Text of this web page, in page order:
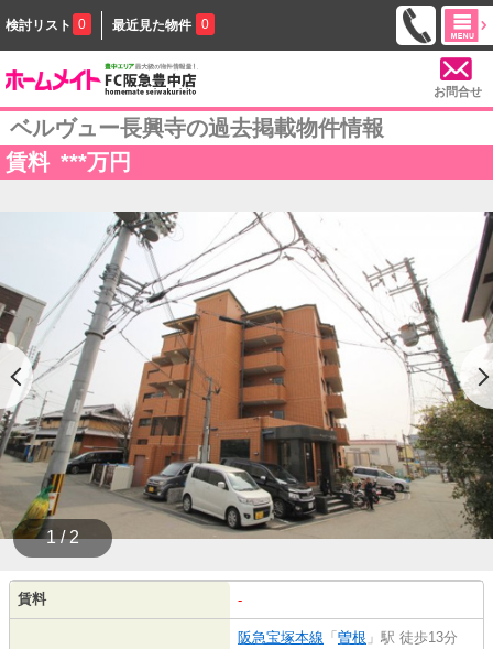
検討リスト 0 最近見た物件 0
お問合せ
ベルヴュー長興寺の過去掲載物件情報
賃料 ***万円
1 / 2
賃料 -
阪急宝塚本線 「 曽根 」駅 徒歩13分